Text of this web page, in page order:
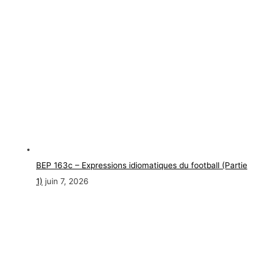
BEP 163c – Expressions idiomatiques du football (Partie
1) juin 7, 2026